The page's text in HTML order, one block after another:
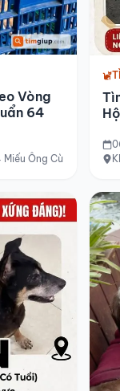
Vòng
64
Ông Cù